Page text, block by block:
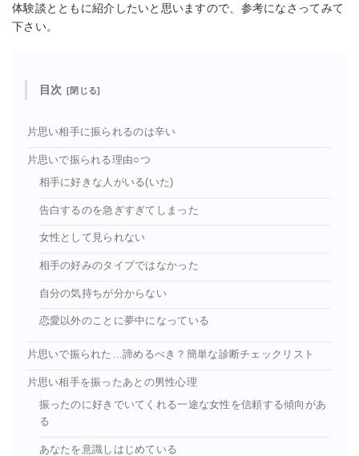
体験談とともに紹介したいと思いますので、参考になさってみて
下さい。
目次
片思い相手に振られるのは辛い
片思いで振られる理由○つ
相手に好きな人がいる(いた)
告白するのを急ぎすぎてしまった
女性として見られない
相手の好みのタイプではなかった
自分の気持ちが分からない
恋愛以外のことに夢中になっている
片思いで振られた…諦めるべき？簡単な診断チェックリスト
片思い相手を振ったあとの男性心理
振ったのに好きでいてくれる一途な女性を信頼する傾向があ
る
あなたを意識しはじめている